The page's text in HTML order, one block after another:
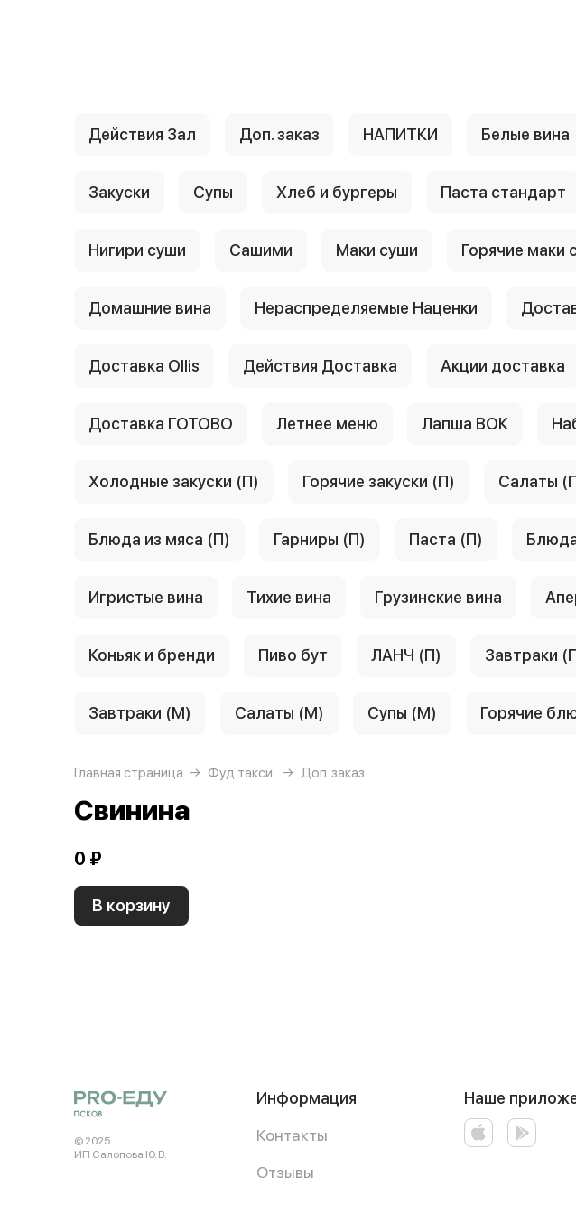
Действия Зал Доп. заказ НАПИТКИ Белые вина
Закуски Супы Хлеб и бургеры Паста стандарт
Нигири суши Сашими Маки суши Горячие маки
Домашние вина Нераспределяемые Наценки
Доставка Ollis Действия Доставка Акции доставка
Доставка ГОТОВО Летнее меню Лапша ВОК
Холодные закуски (П) Горячие закуски (П) Салаты
Блюда из мяса (П) Гарниры (П) Паста (П)
Игристые вина Тихие вина Грузинские вина
Коньяк и бренди Пиво бут ЛАНЧ (П) Завтраки
Завтраки (М) Салаты (М) Супы (М) Горячие
Главная страница Фуд такси Доп. заказ
Свинина
0 ₽
В корзину
© 2025
ИП Салопова Ю. В.
Информация
Контакты
Отзывы
Наше